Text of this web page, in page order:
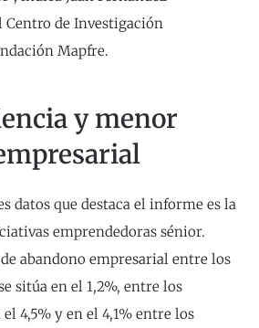
Centro de Investigación
Mapfre.
y menor
datos que destaca el informe es la
emprendedoras sénior.
abandono empresarial entre los
sitúa en el 1,2%, entre los
4,5% y en el 4,1% entre los